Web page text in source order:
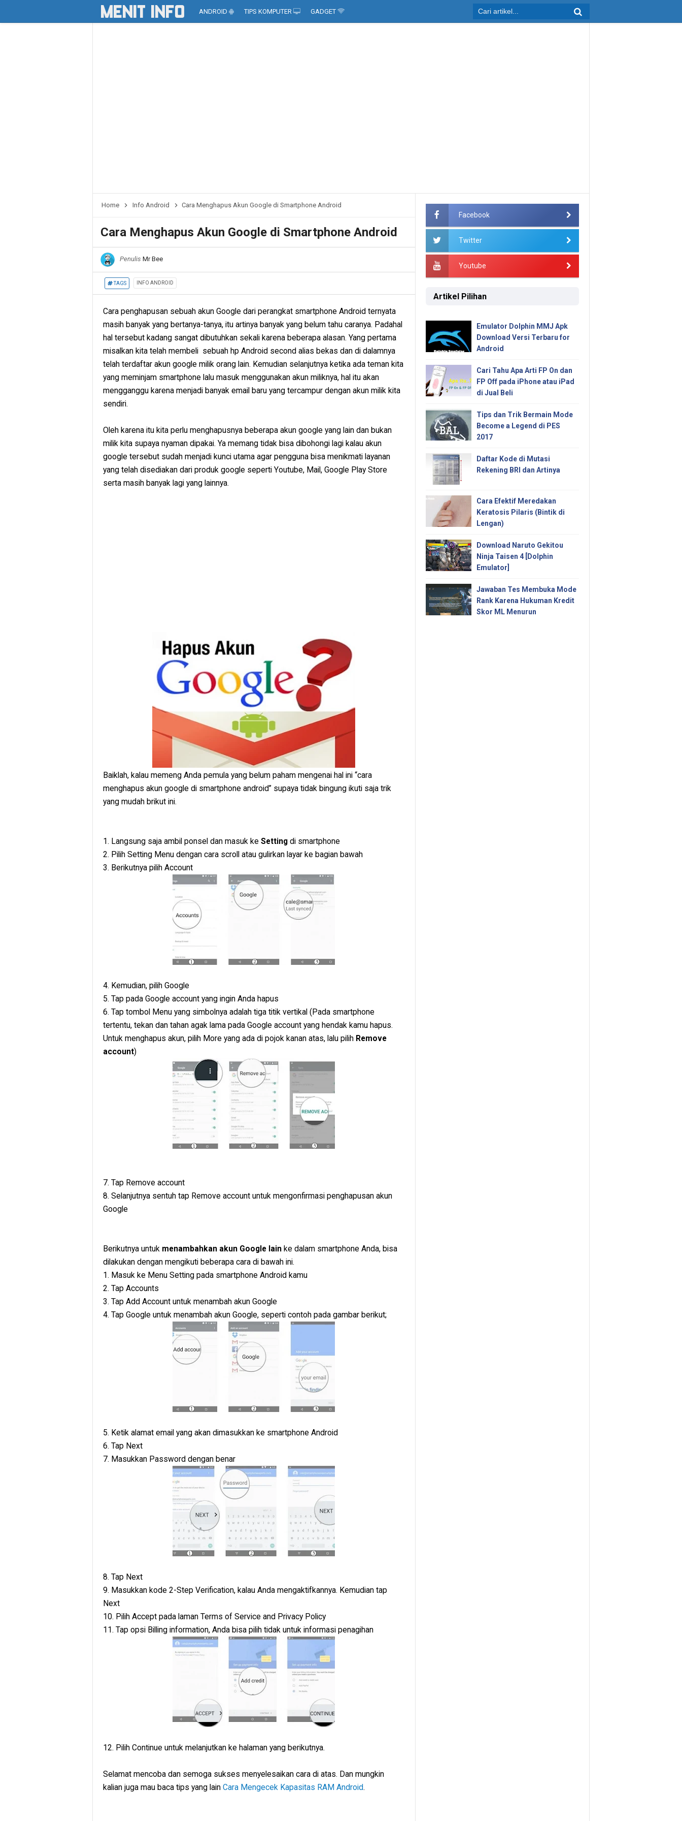
ANDROID TIPS KOMPUTER GADGET
Home Info Android Cara Menghapus Akun Google di Smartphone Android
Cara Menghapus Akun Google di Smartphone Android
Penulis Mr Bee
TAGS INFO ANDROID
Cara penghapusan sebuah akun Google dari perangkat smartphone Android ternyata
masih banyak yang bertanya-tanya, itu artinya banyak yang belum tahu caranya. Padahal
hal tersebut kadang sangat dibutuhkan sekali karena beberapa alasan. Yang pertama
misalkan kita telah membeli sebuah hp Android second alias bekas dan di dalamnya
telah terdaftar akun google milik orang lain. Kemudian selanjutnya ketika ada teman kita
yang meminjam smartphone lalu masuk menggunakan akun miliknya, hal itu akan
mengganggu karena menjadi banyak email baru yang tercampur dengan akun milik kita
sendiri.
Oleh karena itu kita perlu menghapusnya beberapa akun google yang lain dan bukan
milik kita supaya nyaman dipakai. Ya memang tidak bisa dibohongi lagi kalau akun
google tersebut sudah menjadi kunci utama agar pengguna bisa menikmati layanan
yang telah disediakan dari produk google seperti Youtube, Mail, Google Play Store
serta masih banyak lagi yang lainnya.
Baiklah, kalau memeng Anda pemula yang belum paham mengenai hal ini “cara
menghapus akun google di smartphone android” supaya tidak bingung ikuti saja trik
yang mudah brikut ini.
1. Langsung saja ambil ponsel dan masuk ke Setting di smartphone
2. Pilih Setting Menu dengan cara scroll atau gulirkan layar ke bagian bawah
3. Berikutnya pilih Account
4. Kemudian, pilih Google
5. Tap pada Google account yang ingin Anda hapus
6. Tap tombol Menu yang simbolnya adalah tiga titik vertikal (Pada smartphone
tertentu, tekan dan tahan agak lama pada Google account yang hendak kamu hapus.
Untuk menghapus akun, pilih More yang ada di pojok kanan atas, lalu pilih Remove
account)
7. Tap Remove account
8. Selanjutnya sentuh tap Remove account untuk mengonfirmasi penghapusan akun
Google
Berikutnya untuk menambahkan akun Google lain ke dalam smartphone Anda, bisa
dilakukan dengan mengikuti beberapa cara di bawah ini.
1. Masuk ke Menu Setting pada smartphone Android kamu
2. Tap Accounts
3. Tap Add Account untuk menambah akun Google
4. Tap Google untuk menambah akun Google, seperti contoh pada gambar berikut;
5. Ketik alamat email yang akan dimasukkan ke smartphone Android
6. Tap Next
7. Masukkan Password dengan benar
8. Tap Next
9. Masukkan kode 2-Step Verification, kalau Anda mengaktifkannya. Kemudian tap
Next
10. Pilih Accept pada laman Terms of Service and Privacy Policy
11. Tap opsi Billing information, Anda bisa pilih tidak untuk informasi penagihan
12. Pilih Continue untuk melanjutkan ke halaman yang berikutnya.
Selamat mencoba dan semoga sukses menyelesaikan cara di atas. Dan mungkin
kalian juga mau baca tips yang lain Cara Mengecek Kapasitas RAM Android.
Facebook
Twitter
Youtube
Artikel Pilihan
Emulator Dolphin MMJ Apk
Download Versi Terbaru for
Android
Cari Tahu Apa Arti FP On dan
FP Off pada iPhone atau iPad
di Jual Beli
Tips dan Trik Bermain Mode
Become a Legend di PES
2017
Daftar Kode di Mutasi
Rekening BRI dan Artinya
Cara Efektif Meredakan
Keratosis Pilaris (Bintik di
Lengan)
Download Naruto Gekitou
Ninja Taisen 4 [Dolphin
Emulator]
Jawaban Tes Membuka Mode
Rank Karena Hukuman Kredit
Skor ML Menurun